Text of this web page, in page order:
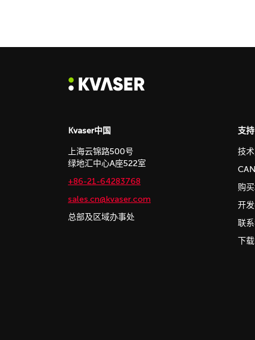
Kvaser中国
上海云锦路500号
绿地汇中心A座522室
+86-21-64283768
sales.cn@kvaser.com
总部及区域办事处
支持
技
购
开
联
下